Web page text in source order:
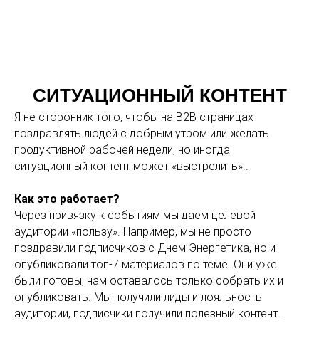
СИТУАЦИОННЫЙ КОНТЕНТ
Я не сторонник того, чтобы на B2B страницах
поздравлять людей с добрым утром или желать
продуктивной рабочей недели, но иногда
ситуационный контент может «выстрелить»..
Как это работает?
Через привязку к событиям мы даем целевой
аудитории «пользу». Например, мы не просто
поздравили подписчиков с Днем Энергетика, но и
опубликовали топ-7 материалов по теме. Они уже
были готовы, нам оставалось только собрать их и
опубликовать. Мы получили лиды и лояльность
аудитории, подписчики получили полезный контент.